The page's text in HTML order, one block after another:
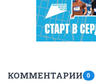
КОММЕНТАРИИ 0